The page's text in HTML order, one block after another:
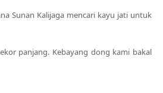
Sunan Kalijaga mencari kayu jati untuk
panjang. Kebayang dong kami bakal